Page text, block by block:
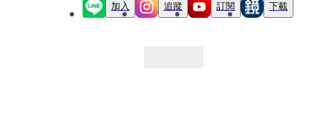
加入 追蹤 訂閱 下載